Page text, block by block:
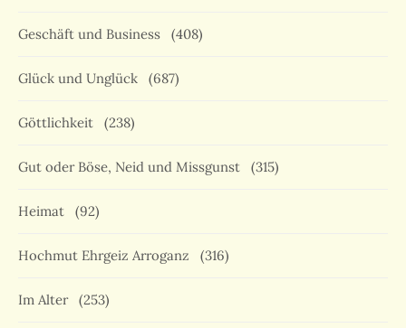
Geschäft und Business (408)
Glück und Unglück (687)
Göttlichkeit (238)
Gut oder Böse, Neid und Missgunst (315)
Heimat (92)
Hochmut Ehrgeiz Arroganz (316)
Im Alter (253)